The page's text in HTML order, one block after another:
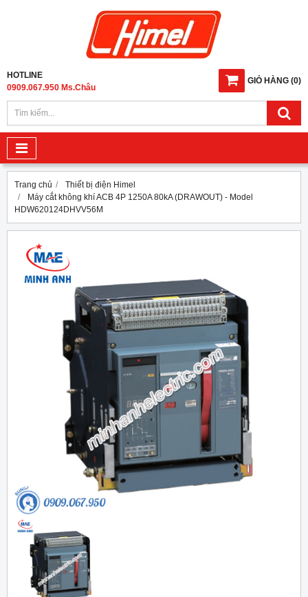
GIỎ HÀNG (0)
HOTLINE
0909.067.950 Ms.Châu
Trang chủ
Thiết bị điện Himel
Máy cắt không khí ACB 4P 1250A 80kA (DRAWOUT) - Model
HDW620124DHVV56M